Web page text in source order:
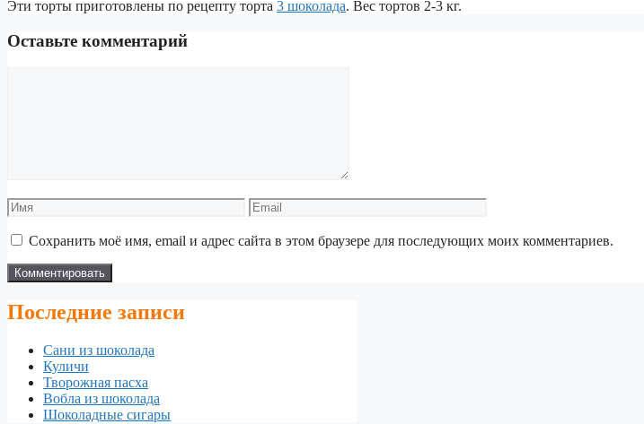
Эти торты приготовлены по рецепту торта 3 шоколада. Вес тортов 2-3 кг.
Оставьте комментарий
Имя Email
Сохранить моё имя, email и адрес сайта в этом браузере для последующих моих комментариев.
Последние записи
Сани из шоколада
Куличи
Творожная пасха
Вобла из шоколада
Шоколадные сигары